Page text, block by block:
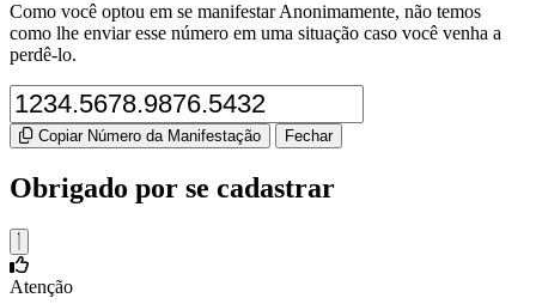
Como você optou em se manifestar Anonimamente, não temos
como lhe enviar esse número em uma situação caso você venha a
perdê-lo.
Copiar Número da Manifestação Fechar
Obrigado por se cadastrar
Atenção